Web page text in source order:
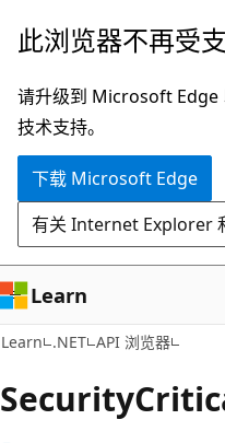
跳
主
要
内
跳
页
内
导
此浏览器不再受支
请升级到 Microsoft Edge
技术支持。
下载 Microsoft Edge
有关 Internet Explorer
Learn
Learn .NET API 浏览器
Security